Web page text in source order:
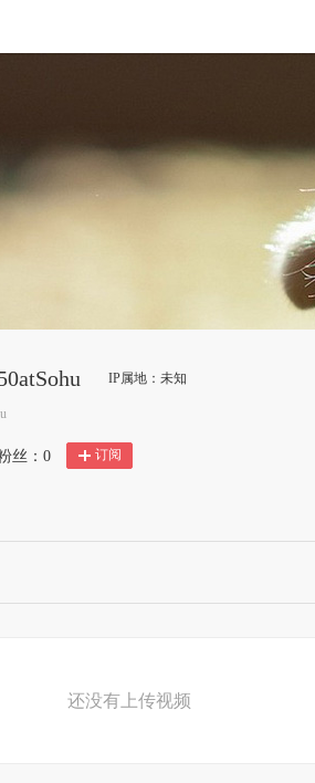
IP属地：未知
丝： 0 订阅
还没有上传视频